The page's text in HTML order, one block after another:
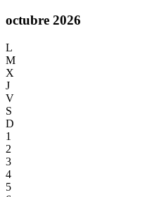
octubre 2026
L
M
X
J
V
S
D
1
2
3
4
5